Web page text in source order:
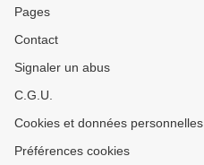
Pages
Contact
Signaler un abus
C.G.U.
Cookies et données personnelles
Préférences cookies